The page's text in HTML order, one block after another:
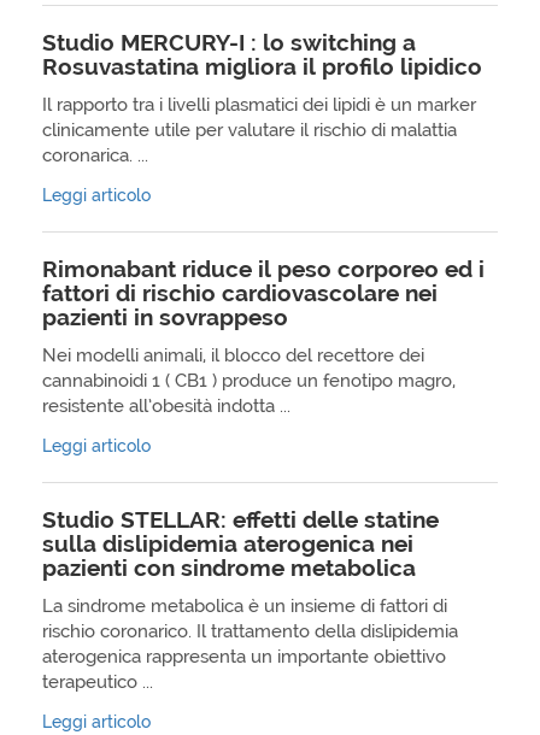
Studio MERCURY-I : lo switching a
Rosuvastatina migliora il profilo lipidico
Il rapporto tra i livelli plasmatici dei lipidi è un marker
clinicamente utile per valutare il rischio di malattia
coronarica. ...
Leggi articolo
Rimonabant riduce il peso corporeo ed i
fattori di rischio cardiovascolare nei
pazienti in sovrappeso
Nei modelli animali, il blocco del recettore dei
cannabinoidi 1 ( CB1 ) produce un fenotipo magro,
resistente all’obesità indotta ...
Leggi articolo
Studio STELLAR: effetti delle statine
sulla dislipidemia aterogenica nei
pazienti con sindrome metabolica
La sindrome metabolica è un insieme di fattori di
rischio coronarico. Il trattamento della dislipidemia
aterogenica rappresenta un importante obiettivo
terapeutico ...
Leggi articolo